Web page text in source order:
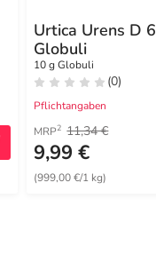
Urtica Urens D 6
Globuli
10 g Globuli
(0)
Pflichtangaben
MRP2 11,34 €
9,99 €
(999,00 €/1 kg)